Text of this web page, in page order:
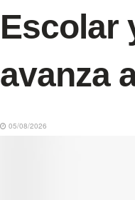
Escolar
avanza
05/08/2026